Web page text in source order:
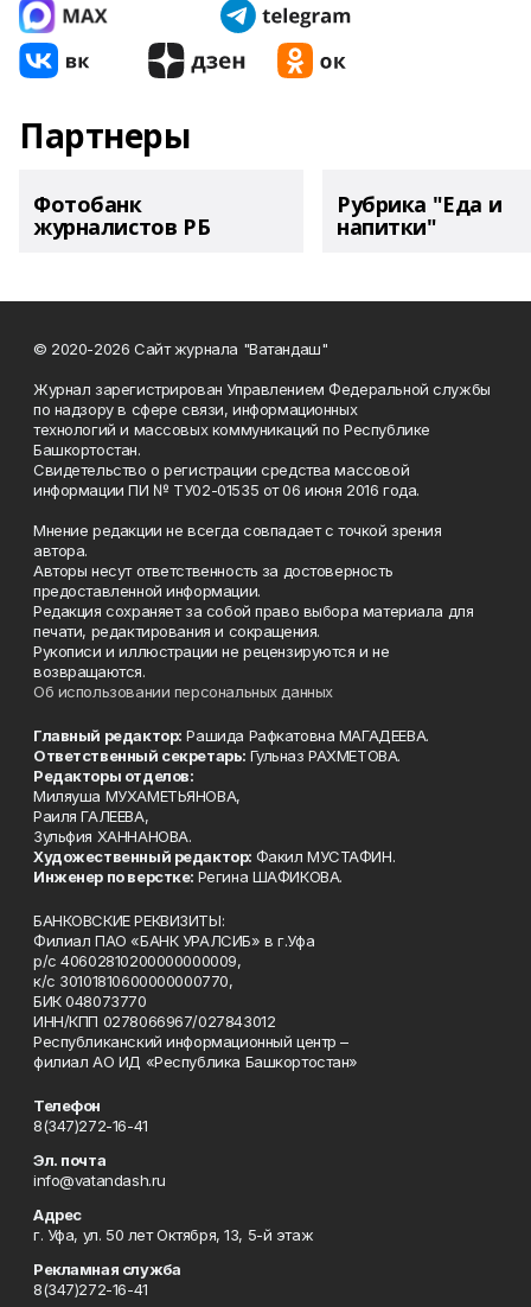
Партнеры
Фотобанк
журналистов РБ
Рубрика "Еда и
напитки"
© 2020-2026 Сайт журнала "Ватандаш"
Журнал зарегистрирован Управлением Федеральной службы
по надзору в сфере связи, информационных
технологий и массовых коммуникаций по Республике
Башкортостан.
Свидетельство о регистрации средства массовой
информации ПИ № ТУ02-01535 от 06 июня 2016 года.
Мнение редакции не всегда совпадает с точкой зрения
автора.
Авторы несут ответственность за достоверность
предоставленной информации.
Редакция сохраняет за собой право выбора материала для
печати, редактирования и сокращения.
Рукописи и иллюстрации не рецензируются и не
возвращаются.
Об использовании персональных данных
Главный редактор: Рашида Рафкатовна МАГАДЕЕВА.
Ответственный секретарь: Гульназ РАХМЕТОВА.
Редакторы отделов:
Миляуша МУХАМЕТЬЯНОВА,
Раиля ГАЛЕЕВА,
Зульфия ХАННАНОВА.
Художественный редактор: Факил МУСТАФИН.
Инженер по верстке: Регина ШАФИКОВА.
БАНКОВСКИЕ РЕКВИЗИТЫ:
Филиал ПАО «БАНК УРАЛСИБ» в г.Уфа
р/с 40602810200000000009,
к/с 30101810600000000770,
БИК 048073770
ИНН/КПП 0278066967/027843012
Республиканский информационный центр –
филиал АО ИД «Республика Башкортостан»
Телефон
8(347)272-16-41
Эл. почта
info@vatandash.ru
Адрес
г. Уфа, ул. 50 лет Октября, 13, 5-й этаж
Рекламная служба
8(347)272-16-41